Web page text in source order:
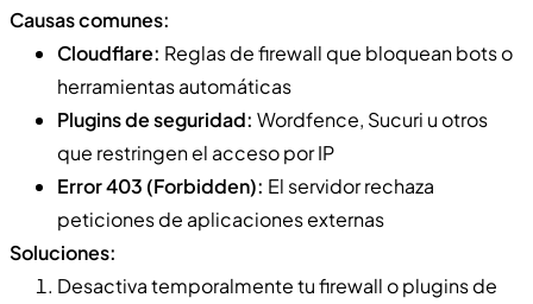
Causas comunes:
Cloudflare: Reglas de firewall que bloquean bots o
herramientas automáticas
Plugins de seguridad: Wordfence, Sucuri u otros
que restringen el acceso por IP
Error 403 (Forbidden): El servidor rechaza
peticiones de aplicaciones externas
Soluciones:
Desactiva temporalmente tu firewall o plugins de